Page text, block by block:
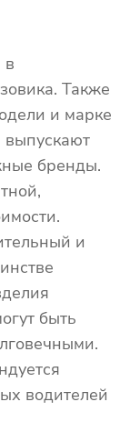
в
Также
и марке
бренды.
и
быть
водителей